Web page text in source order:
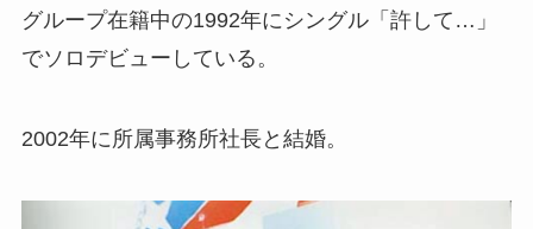
グループ在籍中の1992年にシングル「許して…」
でソロデビューしている。
2002年に所属事務所社長と結婚。